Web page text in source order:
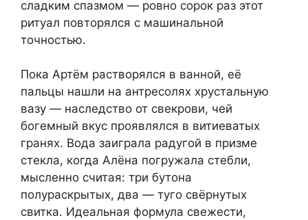
сладким спазмом — ровно сорок раз этот
ритуал повторялся с машинальной
точностью.
Пока Артём растворялся в ванной, её
пальцы нашли на антресолях хрустальную
вазу — наследство от свекрови, чей
богемный вкус проявлялся в витиеватых
гранях. Вода заиграла радугой в призме
стекла, когда Алёна погружала стебли,
мысленно считая: три бутона
полураскрытых, два — туго свёрнутых
свитка. Идеальная формула свежести,